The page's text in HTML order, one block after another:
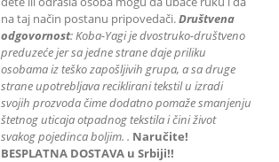
na taj način postanu pripovedači.Društvena
odgovornost: Koba-Yagi je dvostruko-društveno
preduzeće jer sa jedne strane daje priliku
osobama iz teško zapošljivih grupa, a sa druge
strane upotrebljava reciklirani tekstil u izradi
svojih prozvoda čime dodatno pomaže smanjenju
štetnog uticaja otpadnog tekstila i čini život
svakog pojedinca boljim. . Naručite!
BESPLATNA DOSTAVA u Srbiji!!